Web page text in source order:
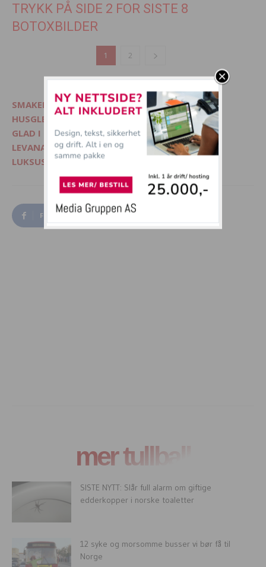
TRYKK PÅ SIDE 2 FOR SISTE 8
BOTOXBILDER
1 2
SMAKELIG - Mat, interiør og livsglede
HUSGLEDE.NO - Finn lekre matoppskrifter
GLAD I DYR? - Besøk Morsommedyr.no
LEVANA.NO - Kvinnemagasin på nett
LUKSUSFERIE.NO - Ferie på sitt beste
Facebook Twitter
mer tullball
SISTE NYTT: Slår full alarm om giftige
edderkopper i norske toaletter
12 syke og morsomme busser vi bør få til
Norge